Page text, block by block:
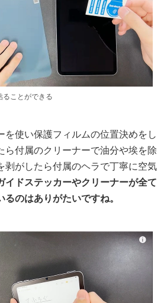
ることができる
を使い保護フィルムの位置決めをし
ら付属のクリーナーで油分や埃を除
剥がしたら付属のヘラで丁寧に空気
イドステッカーやクリーナーが全て
のはありがたいですね。